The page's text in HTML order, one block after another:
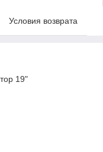
Условия возврата
19"